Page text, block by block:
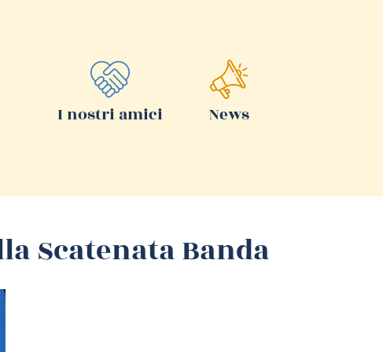
I nostri amici News
Scatenata Banda